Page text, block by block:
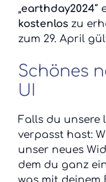
„earthday2024″
kostenlos zu
zum 29. April
Schönes
UI
Falls du unsere
verpasst hast:
unser neues
dem du ganz